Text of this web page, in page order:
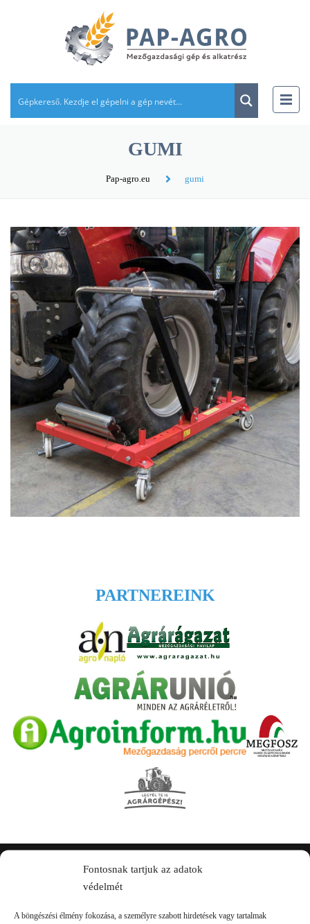
Fontosnak tartjuk az adatok
védelmét
A böngészési élmény fokozása, a személyre szabott hirdetések vagy tartalmak
GUMI
Pap-agro.eu gumi
PARTNEREINK